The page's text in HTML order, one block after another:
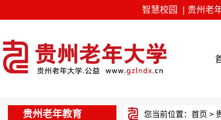
智慧校园 贵州老
贵州老年教育 您当前位置： 首页 >